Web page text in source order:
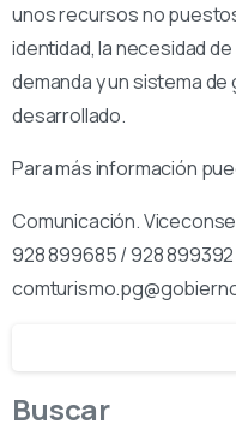
unos recursos no
identidad, la necesidad
demanda y un sistema
desarrollado.
Para más información
Comunicación.
928 899685 / 928 899392
Buscar